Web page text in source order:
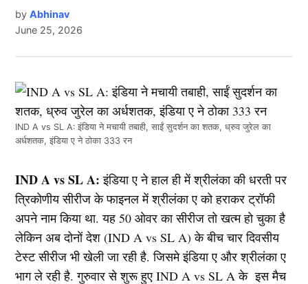
by Abhinav
June 25, 2026
IND A vs SL A: इंडिया ने मचायी तबाही, साईं सुदर्शन का शतक, ध्रुव जुरेल का
अर्धशतक, इंडिया ए ने ठोका 333 रन
IND A vs SL A: इंडिया ए ने हाल ही में श्रीलंका की धरती पर
त्रिकोणीय सीरीज के फाइनल में श्रीलंका ए को हराकर ट्रॉफी
अपने नाम किया था. यह 50 ओवर का सीरीज तो खत्म हो चुका है
लेकिन अब दोनों देश (IND A vs SL A) के बीच चार दिवसीय
टेस्ट सीरीज भी खेली जा रही है. जिसमे इंडिया ए और श्रीलंका ए
भाग ले रही है. गुरुवार से शुरू हुए IND A vs SL A के इस मैच